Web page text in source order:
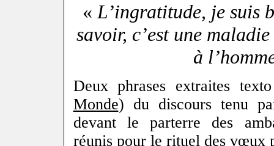
«L’ingratitude, je suis
savoir, c’est une
à
Deux phrases extraites
Monde) du discours tenu
devant le parterre des
réunis pour le rituel des vœux